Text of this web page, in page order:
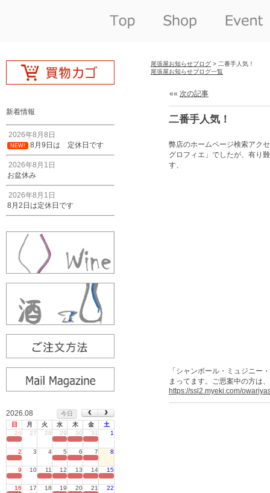
新着情報
2026年8月8日
NEW! 8月9日は 定休日です
2026年8月1日
お盆休み
2026年8月1日
8月2日は定休日です
2026.08
今日
日
月 火 水 木 金
土
26
27 28 29 30 31 1
2 3 4 5 6 7 8
9 10 11 12 13 14 15
16 17 18 19 20 21 22
尾張屋お知らせブログ > 二番手人気！
尾張屋お知らせブログ一覧
«« 次の記事
二番手人気！
弊店のホームページ検索ア
グロフィエ」でしたが、有
す、
「シャンボール・ミュジニ
まってます。ご思案中の方は
https://ssl2.myeki.com/